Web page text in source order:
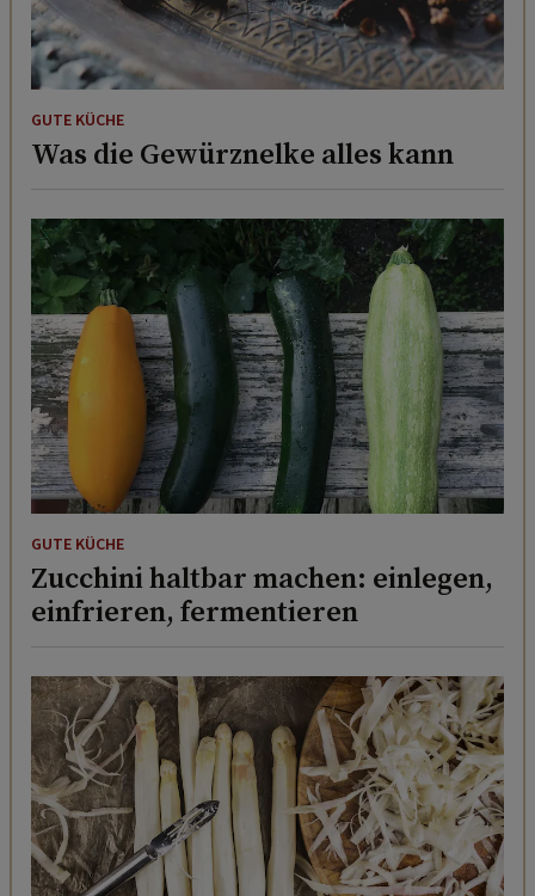
GUTE KÜCHE
Was die Gewürznelke alles kann
GUTE KÜCHE
Zucchini haltbar machen: einlegen,
einfrieren, fermentieren